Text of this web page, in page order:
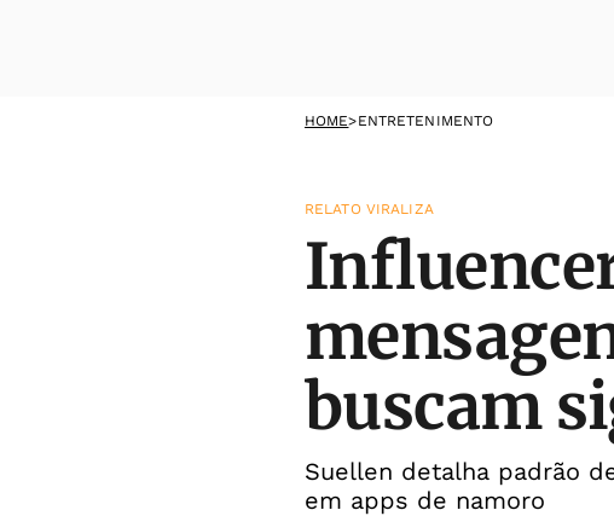
HOME>ENTRETENIMENTO
RELATO VIRALIZA
buscam
Suellen detalha padrão
em apps de namoro